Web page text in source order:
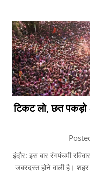
टिकट लो, छत
इंदौर: इस बार रंगपंचमी
जबरदस्त होने वाली है।